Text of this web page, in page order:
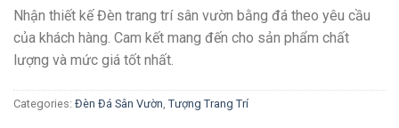
Nhận thiết kế Đèn trang trí sân vườn bằng đá theo yêu cầu
của khách hàng. Cam kết mang đến cho sản phẩm chất
lượng và mức giá tốt nhất.
Categories: Đèn Đá Sân Vườn, Tượng Trang Trí